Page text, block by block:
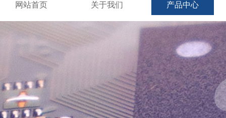
网站首页 关于我们 产品中心